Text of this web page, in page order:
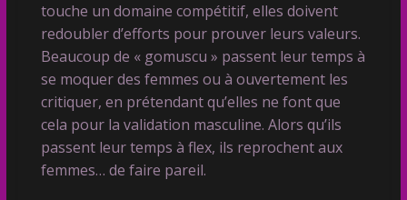
touche un domaine compétitif, elles doivent
redoubler d’efforts pour prouver leurs valeurs.
Beaucoup de « gomuscu » passent leur temps à
se moquer des femmes ou à ouvertement les
critiquer, en prétendant qu’elles ne font que
cela pour la validation masculine. Alors qu’ils
passent leur temps à flex, ils reprochent aux
femmes… de faire pareil.